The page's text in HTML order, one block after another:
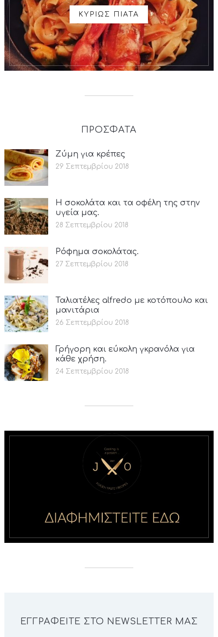
ΚΥΡΙΩΣ ΠΙΑΤΑ
ΠΡΟΣΦΑΤΑ
Ζύμη για κρέπες
29 Σεπτεμβρίου 2018
Η σοκολάτα και τα οφέλη της στην
υγεία μας.
28 Σεπτεμβρίου 2018
Ρόφημα σοκολάτας.
27 Σεπτεμβρίου 2018
Ταλιατέλες alfredo με κοτόπουλο και
μανιτάρια
26 Σεπτεμβρίου 2018
Γρήγορη και εύκολη γκρανόλα για
κάθε χρήση.
24 Σεπτεμβρίου 2018
ΕΓΓΡΑΦΕΊΤΕ ΣΤΟ NEWSLETTER ΜΑΣ